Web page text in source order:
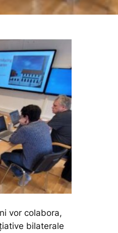
vor colabora,
bilaterale